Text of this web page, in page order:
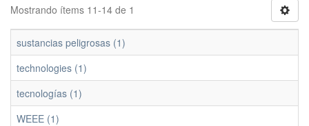
Mostrando ítems 11-14 de 1
sustancias peligrosas (1)
technologies (1)
tecnologías (1)
WEEE (1)